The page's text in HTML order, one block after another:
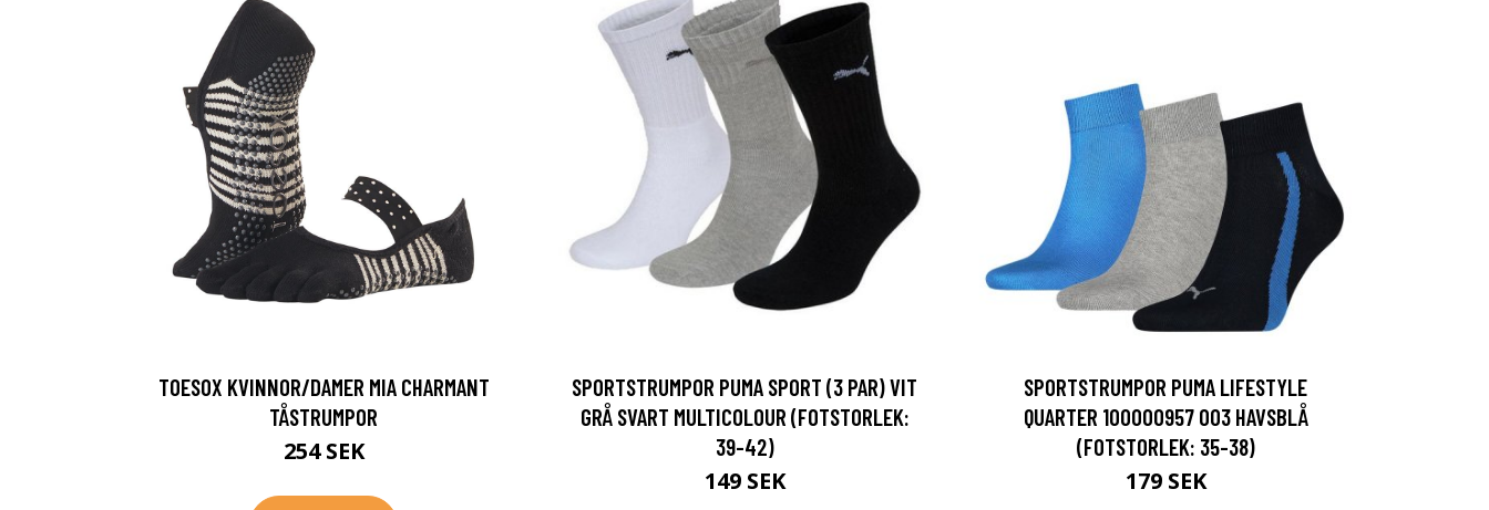
TOESOX KVINNOR/DAMER MIA CHARMANT
TÅSTRUMPOR
254 SEK
SPORTSTRUMPOR PUMA SPORT (3 PAR) VIT
GRÅ SVART MULTICOLOUR (FOTSTORLEK:
39-42)
149 SEK
SPORTSTRUMPOR PUMA LIFESTYLE
QUARTER 100000957 003 HAVSBLÅ
(FOTSTORLEK: 35-38)
179 SEK